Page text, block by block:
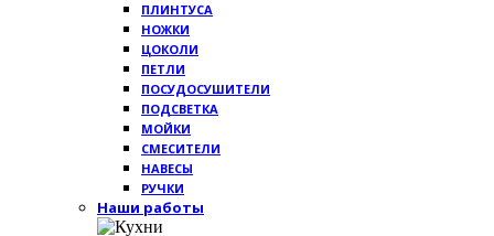
ПЛИНТУСА
НОЖКИ
ЦОКОЛИ
ПЕТЛИ
ПОСУДОСУШИТЕЛИ
ПОДСВЕТКА
МОЙКИ
СМЕСИТЕЛИ
НАВЕСЫ
РУЧКИ
Наши работы